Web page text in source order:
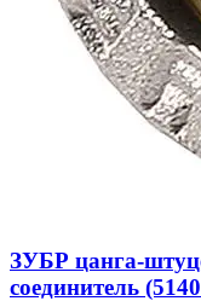
ЗУБР цанга-
соединитель